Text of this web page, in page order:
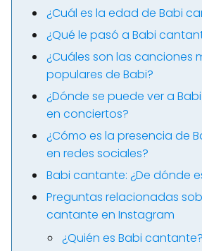
¿Cuál es la edad de Babi
¿Qué le pasó a Babi
¿Cuáles son las canciones
populares de Babi?
¿Dónde se puede ver a
en conciertos?
¿Cómo es la presencia de
en redes sociales?
Babi cantante: ¿De dónde
Preguntas relacionadas
cantante en Instagram
¿Quién es Babi cantante?